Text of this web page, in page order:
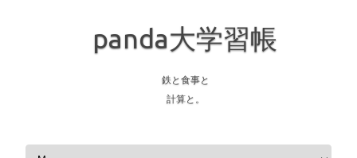
panda大学習帳
鉄と食事と
計算と。
Skip to content